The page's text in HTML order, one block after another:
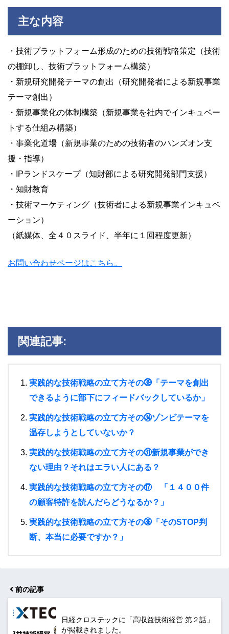
主な内容
・技術プラットフォーム形成のための技術戦略策定（技術
の棚卸し、技術プラットフォーム構築）
・新規研究開発テーマの創出（研究開発者による新規事業
テーマ創出）
・新規事業化の体制構築（新規事業を社内でインキュベー
トする仕組み構築）
・事業化道場（新規事業のための技術者のハンズオン支
援・指導）
・IPランドスケープ（知財部による研究開発部門支援）
・知財教育
・技術マーケティング（技術者による新規事業インキュベ
ーション）
（紙媒体、全４０スライド、半年に１回程度更新）
お問い合わせページはこちら。
関連記事:
実践的な技術戦略の立て方その㊴「テーマを創出
できるように部下にフィードバックしているか」
実践的な技術戦略の立て方その㉞ゾンビテーマを
温存しようとしていないか？
実践的な技術戦略の立て方その㉛新規事業ができ
ない理由？それはエラい人にある？
実践的な技術戦略の立て方その⑰ 「１４００件
の顧客特許を読んだらどうなるか？」
実践的な技術戦略の立て方その㊱「そのSTOP判
断、本当に必要ですか？」
前の記事
日経クロステックに「高収益技術経営 第２話」
が掲載されました。